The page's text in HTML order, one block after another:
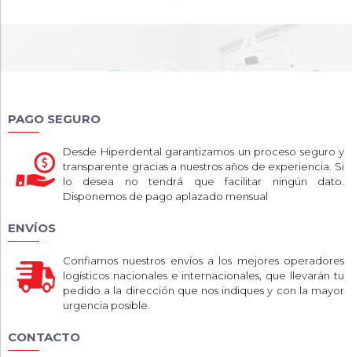
PAGO SEGURO
Desde Hiperdental garantizamos un proceso seguro y
transparente gracias a nuestros años de experiencia. Si
lo desea no tendrá que facilitar ningún dato.
Disponemos de pago aplazado mensual
ENVÍOS
Confiamos nuestros envíos a los mejores operadores
logísticos nacionales e internacionales, que llevarán tu
pedido a la dirección que nos indiques y con la mayor
urgencia posible.
CONTACTO